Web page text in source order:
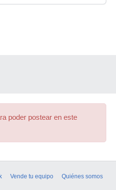
poder postear en este
Vende tu equipo
Quiénes somos